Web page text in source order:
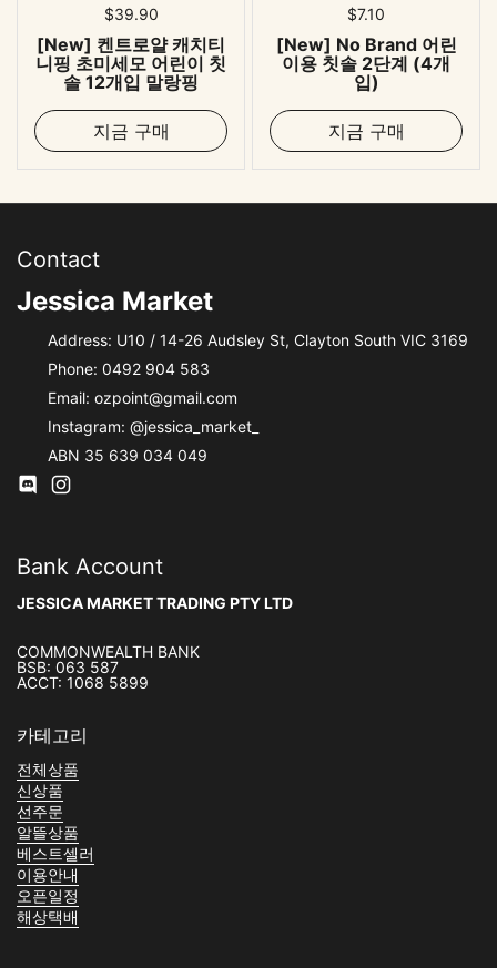
표준 가격
$39.90
[New] 켄트로얄 캐치티
니핑 초미세모 어린이 칫
솔 12개입 말랑핑
지금 구매
표준 가격
$7.10
[New] No Brand 어린
이용 칫솔 2단계 (4개
입)
지금 구매
Contact
Jessica Market
Address: U10 / 14-26 Audsley St, Clayton South VIC 3169
Phone: 0492 904 583
Email: ozpoint@gmail.com
Instagram: @jessica_market_
ABN 35 639 034 049
DiscodInstagram
Bank Account
JESSICA MARKET TRADING PTY LTD
COMMONWEALTH BANK
BSB: 063 587
ACCT: 1068 5899
카테고리
전체상품
신상품
선주문
알뜰상품
베스트셀러
이용안내
오픈일정
해상택배